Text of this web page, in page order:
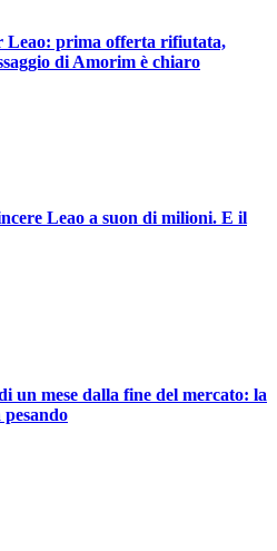
Leao: prima offerta rifiutata,
di Amorim è chiaro
Leao a suon di milioni. E il
un mese dalla fine del mercato: la